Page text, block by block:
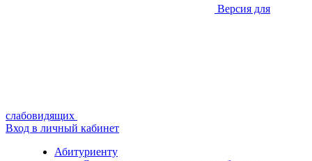
Версия для
слабовидящих
Вход в личный кабинет
Абитуриенту